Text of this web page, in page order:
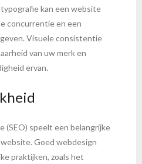
kan een website
concurrentie en een
Visuele consistentie
van uw merk en
ervan.
(SEO) speelt een belangrijke
Goed webdesign
praktijken, zoals het